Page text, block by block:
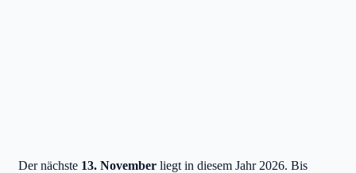
Der nächste 13. November liegt in diesem Jahr 2026. Bis